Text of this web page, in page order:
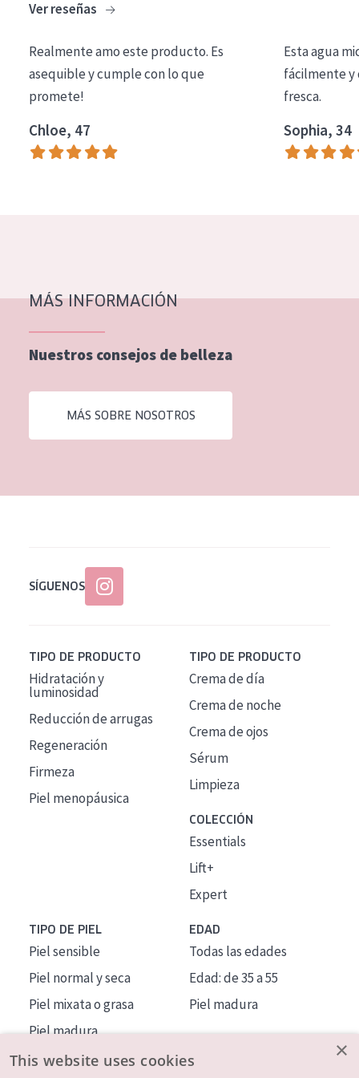
COLECCIÓN
Essentials
Lift+
Expert
TIPO DE PIEL
Piel expuesta al sol
Piel menopáusica
Todas las edades
Edad: de 35 a 55
Ver reseñas
Realmente amo este producto. Es
asequible y cumple con lo que
promete!
Chloe, 47
Esta agua
fácilmente y
fresca.
Sophia, 34
MÁS INFORMACIÓN
Nuestros consejos de belleza
MÁS SOBRE NOSOTROS
SÍGUENOS
TIPO DE PRODUCTO
Hidratación y
luminosidad
Reducción de arrugas
Regeneración
Firmeza
Piel menopáusica
TIPO DE PRODUCTO
Crema de día
Crema de noche
Crema de ojos
Sérum
Limpieza
COLECCIÓN
Essentials
Lift+
Expert
TIPO DE PIEL
Piel sensible
Piel normal y seca
Piel mixata o grasa
Piel madura
Piel expuesta al sol
EDAD
Todas las edades
Edad: de 35 a 55
Piel madura
×
This website uses cookies